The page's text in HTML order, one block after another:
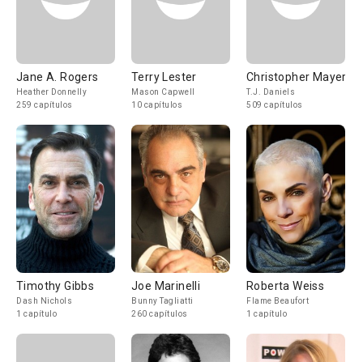
Jane A. Rogers
Heather Donnelly
259 capítulos
Terry Lester
Mason Capwell
10 capítulos
Christopher Mayer
T.J. Daniels
509 capítulos
Timothy Gibbs
Dash Nichols
1 capítulo
Joe Marinelli
Bunny Tagliatti
260 capítulos
Roberta Weiss
Flame Beaufort
1 capítulo